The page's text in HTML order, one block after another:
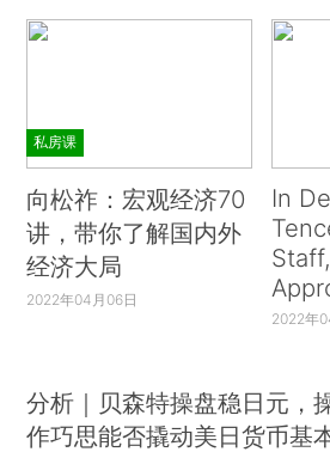
私房课
向松祚：宏观经济70
讲，带你了解国内外
经济大局
2022年04月06日
In
2022年
分析｜贝森特操盘稳日元，
作巧思能否撬动美日货币基